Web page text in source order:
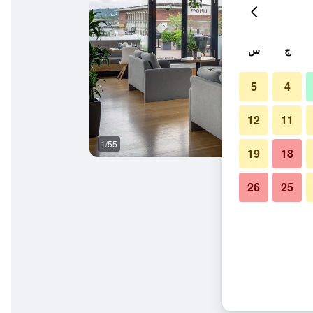
1/55
ج س
4
5
11
12
18
19
25
26